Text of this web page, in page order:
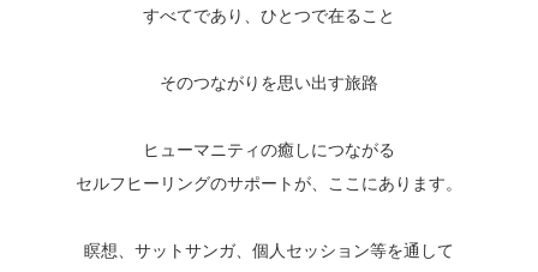
すべてであり、ひとつで在ること
そのつながりを思い出す旅路
ヒューマニティの癒しにつながる
セルフヒーリングのサポートが、ここにあります。
瞑想、サットサンガ、個人セッション等を通して